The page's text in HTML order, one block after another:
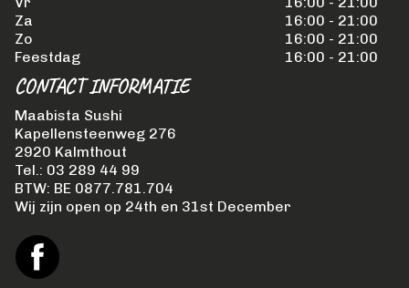
Za
16:00 - 21:00
Zo
16:00 - 21:00
Feestdag
16:00 - 21:00
CONTACT INFORMATIE
Maabista Sushi
Kapellensteenweg 276
2920 Kalmthout
Tel.: 03 289 44 99
BTW: BE 0877.781.704
Wij zijn open op 24th en 31st December